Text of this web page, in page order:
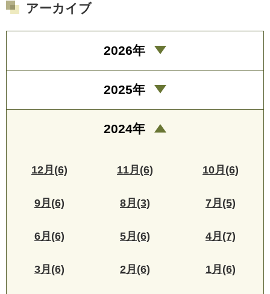
アーカイブ
2026年
2025年
2024年
12月(6) 11月(6) 10月(6)
9月(6) 8月(3) 7月(5)
6月(6) 5月(6) 4月(7)
3月(6) 2月(6) 1月(6)